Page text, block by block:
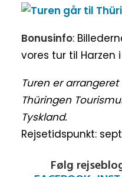
Bonusinfo:
vores tur til Harzen i
Turen er
Thüringen
Tyskland.
Rejsetidspunkt:
Følg